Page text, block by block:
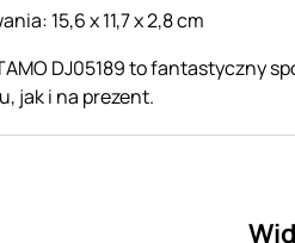
15,6 x 11,7 x 2,8 cm
DJ05189 to fantastyczny
jak i na prezent.